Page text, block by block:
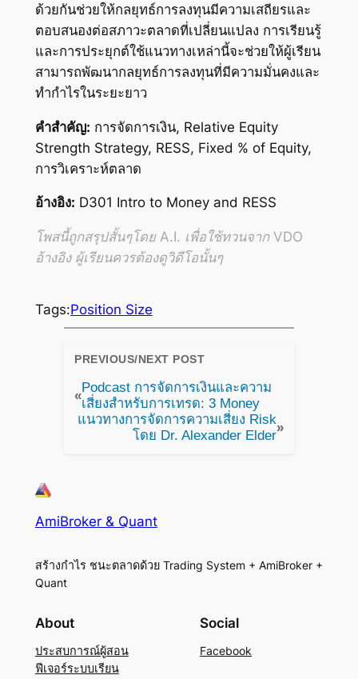
ด้วยกันช่วยให้กลยุทธ์การลงทุนมีความเสถียรและ
ตอบสนองต่อสภาวะตลาดที่เปลี่ยนแปลง การเรียนรู้
และการประยุกต์ใช้แนวทางเหล่านี้จะช่วยให้ผู้เรียน
สามารถพัฒนากลยุทธ์การลงทุนที่มีความมั่นคงและ
ทำกำไรในระยะยาว
คำสำคัญ: การจัดการเงิน, Relative Equity
Strength Strategy, RESS, Fixed % of Equity,
การวิเคราะห์ตลาด
อ้างอิง: D301 Intro to Money and RESS
โพสนี้ถูกสรุปสั้นๆโดย A.I. เพื่อใช้ทวนจาก VDO
อ้างอิง ผู้เรียนควรต้องดูวิดีโอนั้นๆ
Tags:Position Size
PREVIOUS/NEXT POST
«
Podcast การจัดการเงินและความ
เสี่ยงสำหรับการเทรด: 3 Money
แนวทางการจัดการความเสี่ยง Risk
โดย Dr. Alexander Elder
»
AmiBroker & Quant
สร้างกำไร ชนะตลาดด้วย Trading System + AmiBroker +
Quant
About
ประสบการณ์ผู้สอน
ฟีเจอร์ระบบเรียน
Social
Facebook